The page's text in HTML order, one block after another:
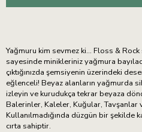
Yağmuru kim sevmez ki... Floss &
sayesinde minikleriniz yağmura
çıktığınızda şemsiyenin üzerindeki
eğlenceli! Beyaz alanların yağmurda
izleyin ve kurudukça tekrar beyaza
Balerinler, Kaleler, Kuğular, Tavşanlar
Kullanılmadığında düzgün bir şekilde
cırta sahiptir.